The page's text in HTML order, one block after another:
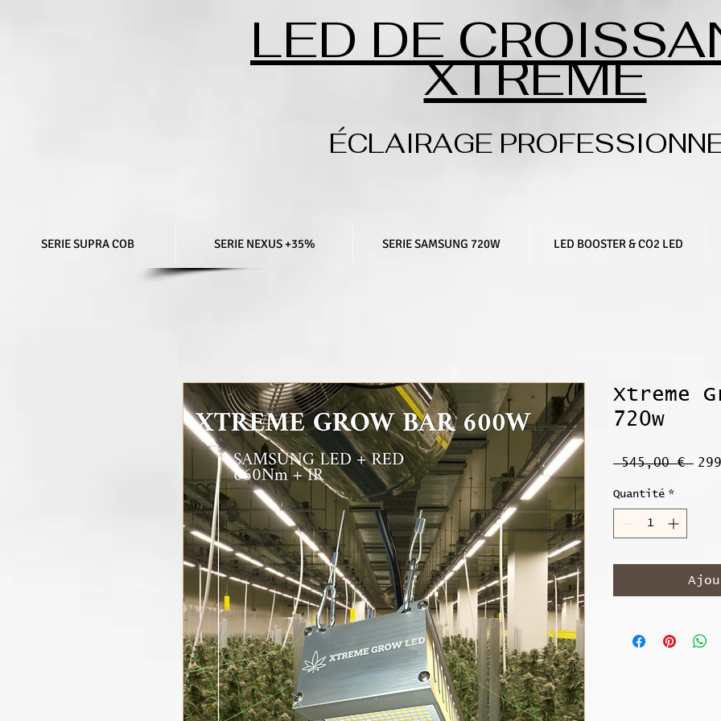
LED DE
XTREME
ÉCLAIRAGE
SERIE SUPRA COB SERIE NEXUS +35% SERIE SAMSUNG 720W LED BOOSTER & CO2 LED
Xtreme
720w
545,00 € Prix
Quantité *